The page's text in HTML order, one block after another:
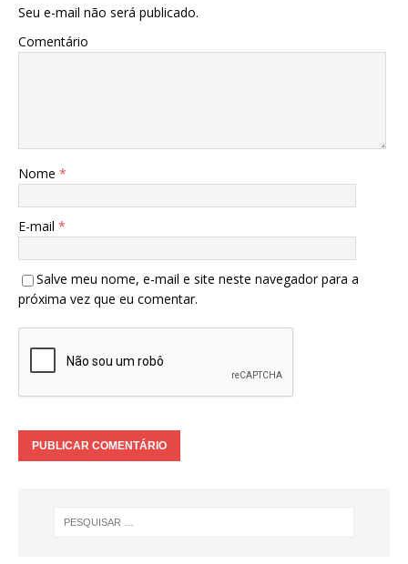
Seu e-mail não será publicado.
Comentário
Nome *
E-mail *
Salve meu nome, e-mail e site neste navegador para a
próxima vez que eu comentar.